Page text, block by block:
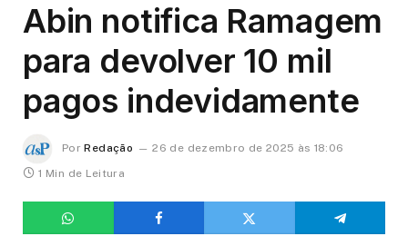
Abin notifica Ramagem
para devolver 10 mil
pagos indevidamente
Por Redação
26 de dezembro de 2025 às 18:06
1 Min de Leitura